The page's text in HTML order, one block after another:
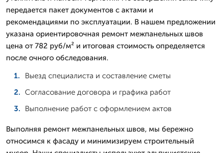
передается пакет документов с актами и
рекомендациями по эксплуатации. В нашем предложении
указана ориентировочная ремонт межпанельных швов
цена от 782 руб/м² и итоговая стоимость определяется
после очного обследования.
Выезд специалиста и составление сметы
Согласование договора и графика работ
Выполнение работ с оформлением актов
Выполняя ремонт межпанельных швов, мы бережно
относимся к фасаду и минимизируем строительный